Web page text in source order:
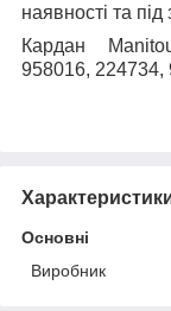
наявності та
Кардан
958016, 224734,
Основні
Виробник